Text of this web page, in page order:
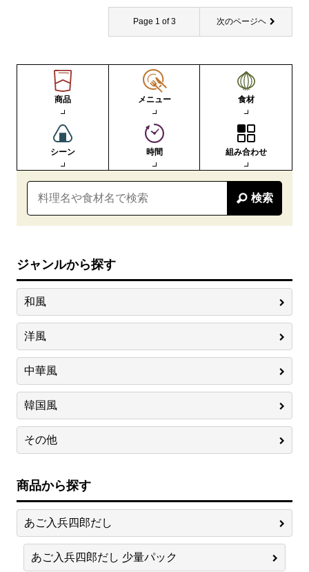
Page 1 of 3 次のページヘ
商品 メニュー 食材
シーン 時間 組み合わせ
検索
ジャンルから探す
和風
洋風
中華風
韓国風
その他
商品から探す
あご入兵四郎だし
あご入兵四郎だし 少量パック